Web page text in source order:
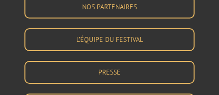
NOS PARTENAIRES
L’ÉQUIPE DU FESTIVAL
PRESSE